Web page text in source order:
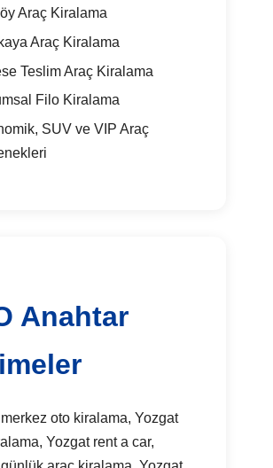
Araç Kiralama
Araç Kiralama
Teslim Araç Kiralama
Filo Kiralama
SUV ve VIP Araç
Anahtar
oto kiralama, Yozgat
Yozgat rent a car,